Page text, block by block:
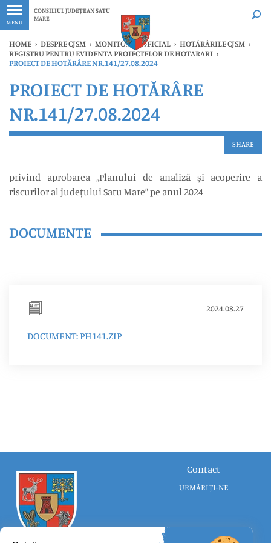
MENU
CONSILIUL JUDEȚEAN SATU
MARE
Ultimele
HOME › DESPRE CJSM › MONITORUL OFICIAL › HOTĂRÂRILE CJSM ›
REGISTRU PENTRU EVIDENTA PROIECTELOR DE HOTARARI ›
PROIECT DE HOTĂRÂRE NR.141/27.08.2024
PROIECT DE HOTĂRÂRE
NR.141/27.08.2024
SHARE
privind aprobarea „Planului de analiză și acoperire a
riscurilor al județului Satu Mare” pe anul 2024
DOCUMENTE
2024.08.27
DOCUMENT: PH141.ZIP
Contact
URMĂRIȚI-NE